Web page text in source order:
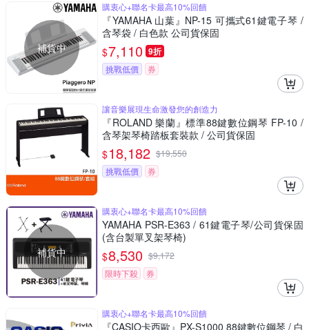
補貨中
購衷心+聯名卡最高10%回饋
『YAMAHA 山葉』NP-15 可攜式61鍵電子琴 /
含琴袋 / 白色款 公司貨保固
$7,110 9折
挑戰低價 券
讓音樂展現生命激發您的創造力
『ROLAND 樂蘭』標準88鍵數位鋼琴 FP-10 /
含琴架琴椅踏板套裝款 / 公司貨保固
$18,182 $19,550
挑戰低價
券
補貨中
購衷心+聯名卡最高10%回饋
YAMAHA PSR-E363 / 61鍵電子琴/公司貨保固
(含台製單叉架琴椅)
$8,530 $9,172
限時下殺
券
購衷心+聯名卡最高10%回饋
『CASIO卡西歐』PX-S1000 88鍵數位鋼琴 / 白